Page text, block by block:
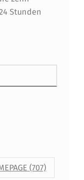
Stunden
(707)